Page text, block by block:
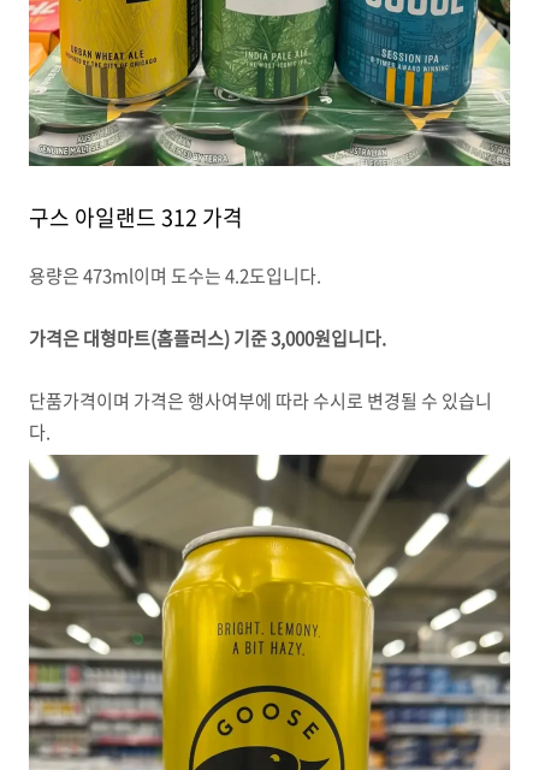
구스 아일랜드 312 가격
용량은 473ml이며 도수는 4.2도입니다.
가격은 대형마트(홈플러스) 기준 3,000원입니다.
단품가격이며 가격은 행사여부에 따라 수시로 변경될 수 있습니
다.